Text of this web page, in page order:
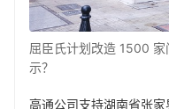
屈臣氏计划改造 1500
示？
高通公司支持湖南省张